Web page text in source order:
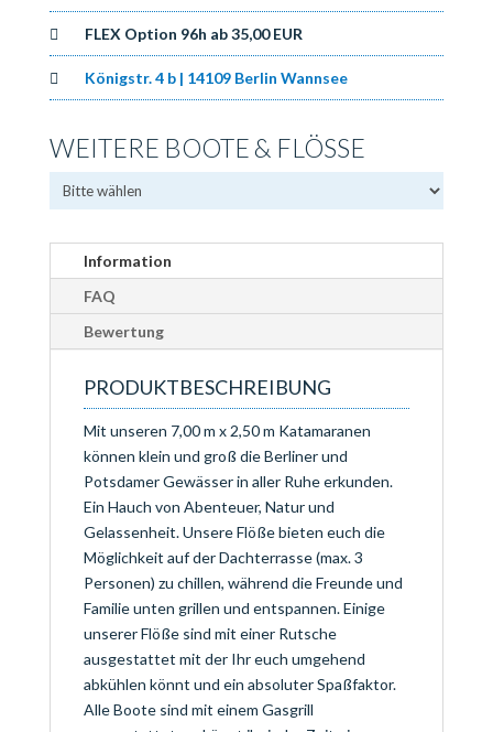
FLEX Option 96h ab 35,00 EUR
Königstr. 4 b | 14109 Berlin Wannsee
WEITERE BOOTE & FLÖSSE
Information
FAQ
Bewertung
PRODUKTBESCHREIBUNG
Mit unseren 7,00 m x 2,50 m Katamaranen
können klein und groß die Berliner und
Potsdamer Gewässer in aller Ruhe erkunden.
Ein Hauch von Abenteuer, Natur und
Gelassenheit. Unsere Flöße bieten euch die
Möglichkeit auf der Dachterrasse (max. 3
Personen) zu chillen, während die Freunde und
Familie unten grillen und entspannen. Einige
unserer Flöße sind mit einer Rutsche
ausgestattet mit der Ihr euch umgehend
abkühlen könnt und ein absoluter Spaßfaktor.
Alle Boote sind mit einem Gasgrill